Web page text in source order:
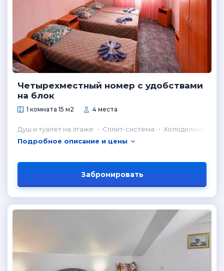
Четырехместный номер с удобствами
на блок
1 комната 15 м2 4 места
Душ и туалет на этаже Сплит-система
Холодильник в
Подробное описание и цены
Забронировать